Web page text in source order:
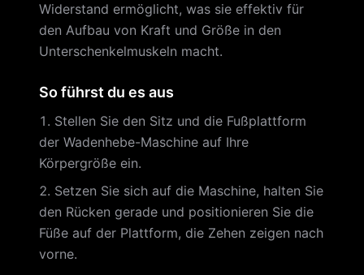
Widerstand ermöglicht, was sie effektiv für
den Aufbau von Kraft und Größe in den
Unterschenkelmuskeln macht.
So führst du es aus
Stellen Sie den Sitz und die Fußplattform
der Wadenhebe-Maschine auf Ihre
Körpergröße ein.
Setzen Sie sich auf die Maschine, halten Sie
den Rücken gerade und positionieren Sie die
Füße auf der Plattform, die Zehen zeigen nach
vorne.